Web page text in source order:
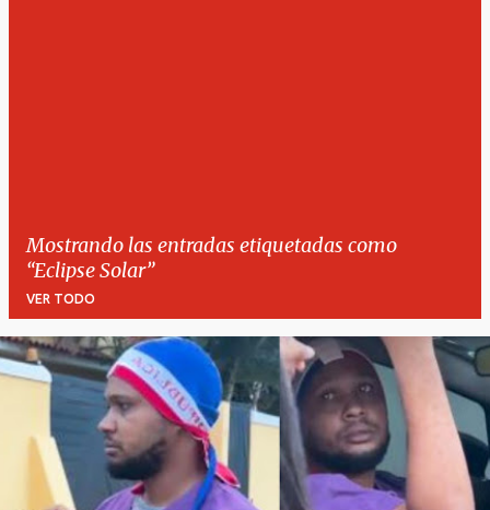
Mostrando las entradas etiquetadas como
Eclipse Solar
VER TODO
E